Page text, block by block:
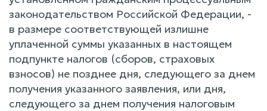
законодательством Российской Федерации, -
в размере соответствующей излишне
уплаченной суммы указанных в настоящем
подпункте налогов (сборов, страховых
взносов) не позднее дня, следующего за днем
получения указанного заявления, или дня,
следующего за днем получения налоговым